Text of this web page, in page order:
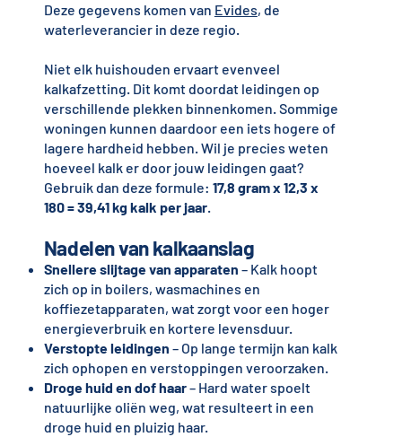
Deze gegevens komen van Evides, de
waterleverancier in deze regio.
Niet elk huishouden ervaart evenveel
kalkafzetting. Dit komt doordat leidingen op
verschillende plekken binnenkomen. Sommige
woningen kunnen daardoor een iets hogere of
lagere hardheid hebben. Wil je precies weten
hoeveel kalk er door jouw leidingen gaat?
Gebruik dan deze formule: 17,8 gram x 12,3 x
180 = 39,41 kg kalk per jaar.
Nadelen van kalkaanslag
Snellere slijtage van apparaten – Kalk hoopt
zich op in boilers, wasmachines en
koffiezetapparaten, wat zorgt voor een hoger
energieverbruik en kortere levensduur.
Verstopte leidingen – Op lange termijn kan kalk
zich ophopen en verstoppingen veroorzaken.
Droge huid en dof haar– Hard water spoelt
natuurlijke oliën weg, wat resulteert in een
droge huid en pluizig haar.